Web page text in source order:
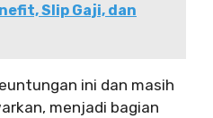
Slip Gaji, dan
ini dan masih
menjadi bagian